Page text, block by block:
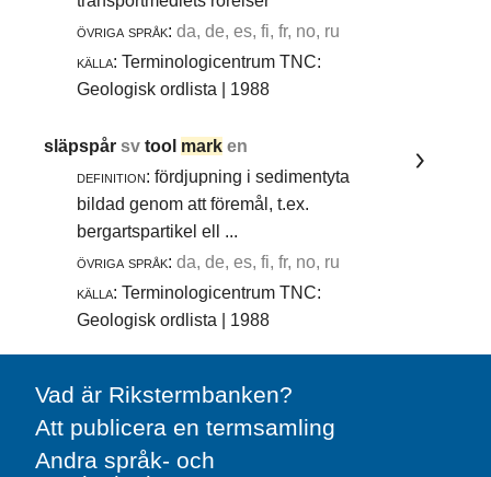
övriga språk: da, de, es, fi, fr, no, ru
källa: Terminologicentrum TNC:
Geologisk ordlista | 1988
släpspårsvtool mark en
definition: fördjupning i sedimentyta
bildad genom att föremål, t.ex.
bergartspartikel ell ...
övriga språk: da, de, es, fi, fr, no, ru
källa: Terminologicentrum TNC:
Geologisk ordlista | 1988
Vad är Rikstermbanken?
Att publicera en termsamling
Andra språk- och